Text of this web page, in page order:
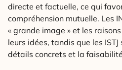
directe et factuelle, ce qui
compréhension mutuelle. Les
« grande image » et les
leurs idées, tandis que les
détails concrets et la